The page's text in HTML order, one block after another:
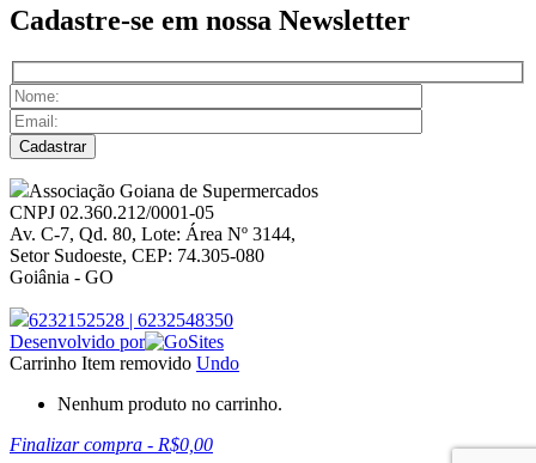
Cadastre-se em nossa Newsletter
Associação Goiana de Supermercados
CNPJ 02.360.212/0001-05
Av. C-7, Qd. 80, Lote: Área Nº 3144,
Setor Sudoeste, CEP: 74.305-080
Goiânia - GO
6232152528 | 6232548350
Desenvolvido por
Carrinho Item removido Undo
Nenhum produto no carrinho.
Finalizar compra - R$0,00